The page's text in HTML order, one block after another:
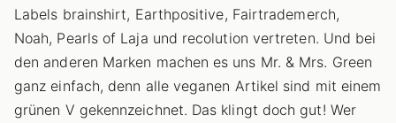
Labels brainshirt, Earthpositive, Fairtrademerch,
Noah, Pearls of Laja und recolution vertreten. Und bei
den anderen Marken machen es uns Mr. & Mrs. Green
ganz einfach, denn alle veganen Artikel sind mit einem
grünen V gekennzeichnet. Das klingt doch gut! Wer